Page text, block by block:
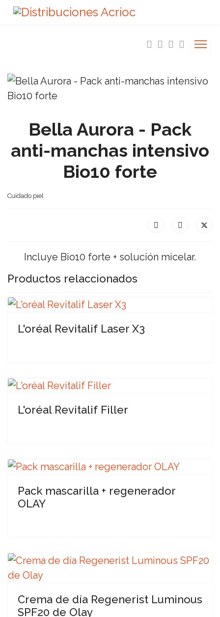
Bella Aurora - Pack
anti-manchas intensivo
Bio10 forte
Cuidado piel
Incluye Bio10 forte + solución micelar.
Productos relaccionados
L'oréal Revitalif Laser X3
L'oréal Revitalif Filler
Pack mascarilla + regenerador
OLAY
Crema de día Regenerist Luminous
SPF20 de Olay